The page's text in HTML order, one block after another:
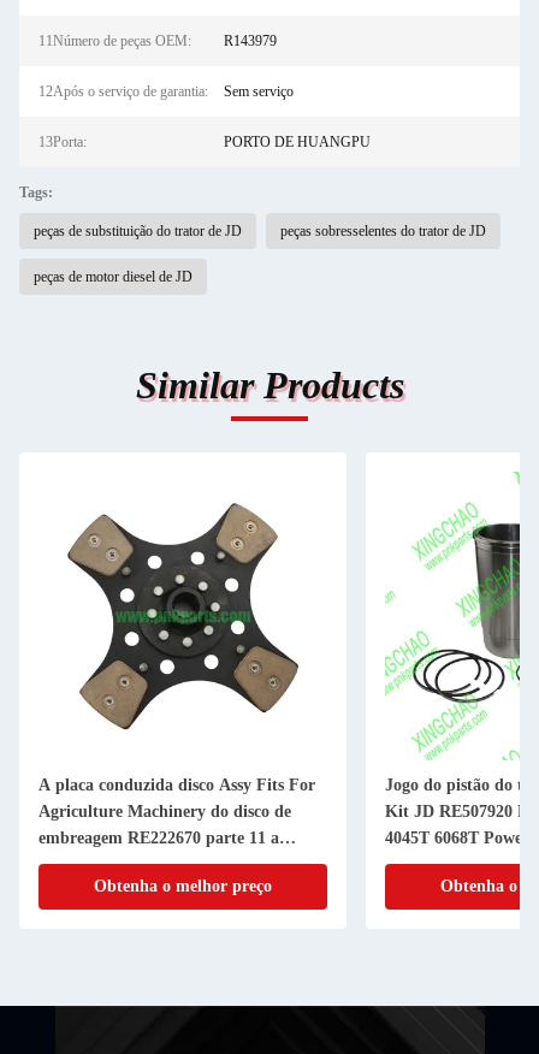
11Número de peças OEM: R143979
12Após o serviço de garantia: Sem serviço
13Porta: PORTO DE HUANGPU
Tags:
peças de substituição do trator de JD peças sobresselentes do trator de JD
peças de motor diesel de JD
Similar Products
A placa conduzida disco Assy Fits For
Agriculture Machinery do disco de
embreagem RE222670 parte 11 a
RANHURA da polegada 20
Obtenha o melhor preço
Jogo do pistão do
Kit JD RE507920
4045T 6068T Powerthch
cilindro do pistão
Obtenha o